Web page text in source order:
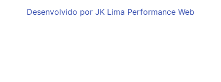
Desenvolvido por JK Lima Performance Web